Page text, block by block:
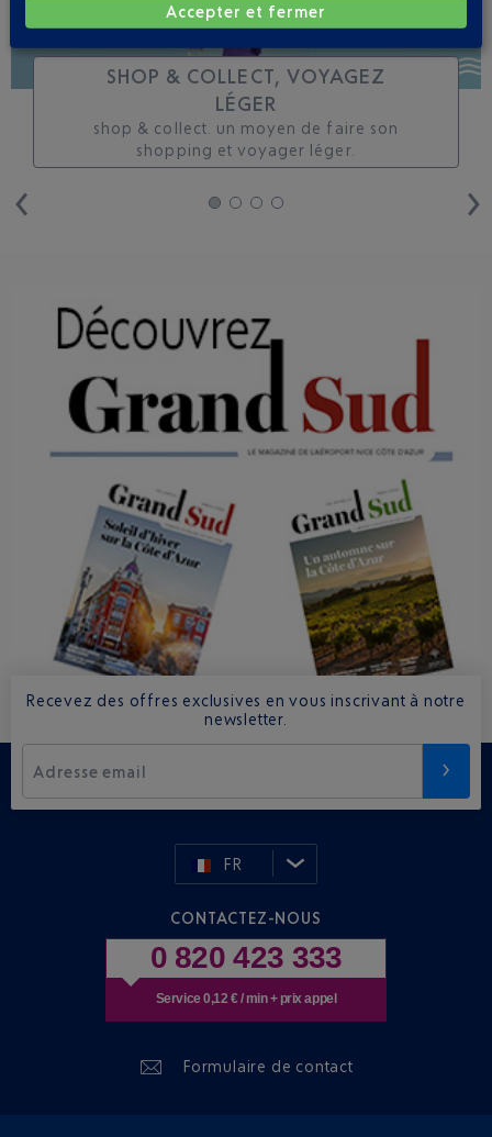
SHOP & COLLECT, VOYAGEZ
LÉGER
shop & collect. un moyen de faire son
shopping et voyager léger.
Recevez des offres exclusives en vous inscrivant à notre
newsletter.
Adresse email
FR
CONTACTEZ-NOUS
0 820 423 333
Service 0,12 € / min + prix appel
Formulaire de contact
Accepter et fermer